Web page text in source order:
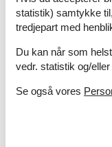
statistik) samtykke
tredjepart med
Du kan når som
vedr. statistik og/
Se også vores